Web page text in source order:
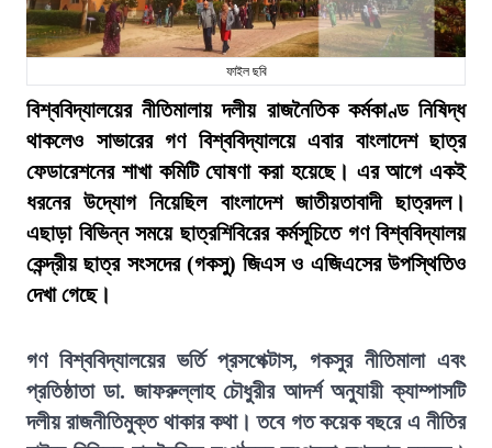
ফাইল ছবি
বিশ্ববিদ্যালয়ের নীতিমালায় দলীয় রাজনৈতিক কর্মকাণ্ড নিষিদ্ধ
থাকলেও সাভারের গণ বিশ্ববিদ্যালয়ে এবার বাংলাদেশ ছাত্র
ফেডারেশনের শাখা কমিটি ঘোষণা করা হয়েছে। এর আগে একই
ধরনের উদ্যোগ নিয়েছিল বাংলাদেশ জাতীয়তাবাদী ছাত্রদল।
এছাড়া বিভিন্ন সময়ে ছাত্রশিবিরের কর্মসূচিতে গণ বিশ্ববিদ্যালয়
কেন্দ্রীয় ছাত্র সংসদের (গকসু) জিএস ও এজিএসের উপস্থিতিও
দেখা গেছে।
গণ বিশ্ববিদ্যালয়ের ভর্তি প্রসপেক্টাস, গকসুর নীতিমালা এবং
প্রতিষ্ঠাতা ডা. জাফরুল্লাহ চৌধুরীর আদর্শ অনুযায়ী ক্যাম্পাসটি
দলীয় রাজনীতিমুক্ত থাকার কথা। তবে গত কয়েক বছরে এ নীতির